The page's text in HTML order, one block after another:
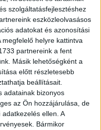
szolgáltatásfejlesztéshez
eszközleolvasásos
adatokat és azonosítási
megfelelő helyre kattintva
partnereink a fent
Másik lehetőségként a
előtt részletesebb
beállításait.
adatainak bizonyos
az Ön hozzájárulása, de
ellen. A
Bármikor
júliusban Valérie
lett, melyben az
francia írója – magyar
megválaszolható
szerelme arra,
röviden e-
túlélő
A döntés című